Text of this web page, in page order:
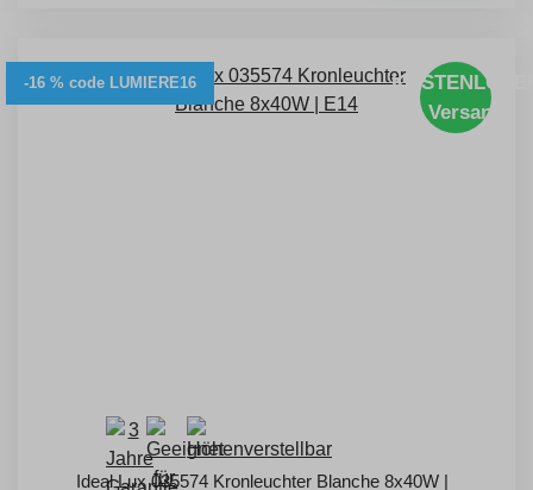
-16 % code LUMIERE16
Versand
Ideal Lux 035574 Kronleuchter Blanche 8x40W |